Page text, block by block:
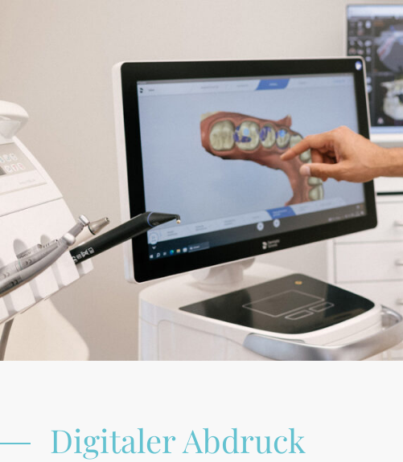
Digitaler Abdruck